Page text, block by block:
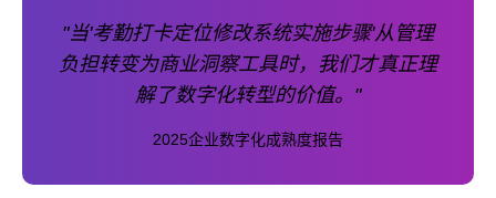
"当'考勤打卡定位修改系统实施步骤'从管理
负担转变为商业洞察工具时，我们才真正理
解了数字化转型的价值。"
2025企业数字化成熟度报告